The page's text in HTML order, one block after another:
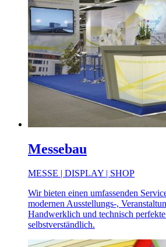
Messebau
MESSE | DISPLAY | SHOP
Wir bieten einen umfassenden
modernen Ausstellungs-,
Handwerklich und technisch
selbstverständlich.